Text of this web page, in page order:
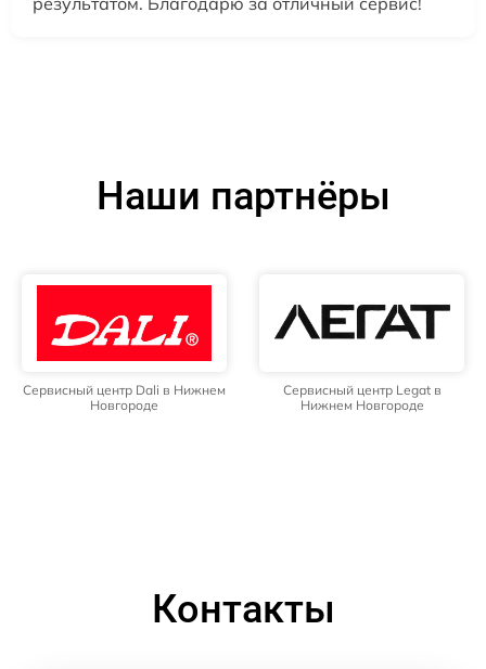
Наши партнёры
Сервисный центр Dali в Нижнем
Новгороде
Сервисный центр Legat в
Нижнем Новгороде
Контакты